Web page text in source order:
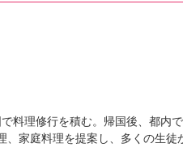
料理修行を積む。帰国後、都内
家庭料理を提案し、多くの生徒